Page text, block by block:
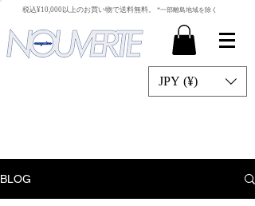
​税込¥10,000以上のお買い物で送料無料。 *一部離島地域を除く
JPY (¥)
BLOG